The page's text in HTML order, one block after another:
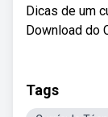
Dicas de um
Download do
Tags